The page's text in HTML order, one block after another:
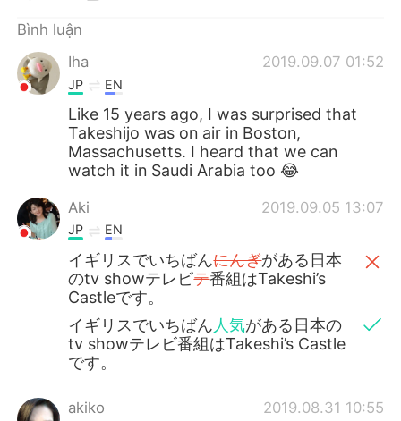
Italiano
Bình luận
Iha
2019.09.07 01:52
JP EN
Like 15 years ago, I was surprised that
Takeshijo was on air in Boston,
Massachusetts. I heard that we can
watch it in Saudi Arabia too 😂
Aki 2019.09.05 13:07
JP EN
イギリスでいちばんにんぎがある日本
のtv showテレビテ番組はTakeshi’s
Castleです。
イギリスでいちばん 人気がある日本の
tv showテレビ番組はTakeshi’s Castle
です。
akiko 2019.08.31 10:55